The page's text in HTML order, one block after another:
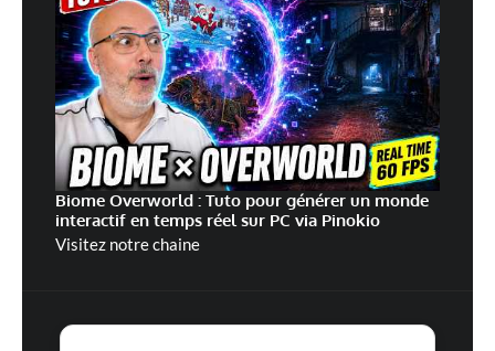
Biome Overworld : Tuto pour générer un monde
interactif en temps réel sur PC via Pinokio
Visitez notre chaine